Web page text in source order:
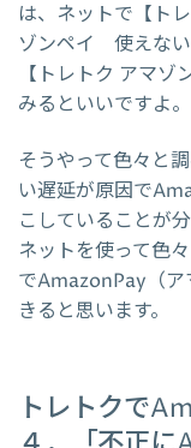
は、ネットで【ト
ゾンペイ 使えな
【トレトク アマ
みるといいですよ。
そうやって色々と
い遅延が原因で
こしていることが
ネットを使って色
でAmazonPay（ア
きると思います。
トレトクで